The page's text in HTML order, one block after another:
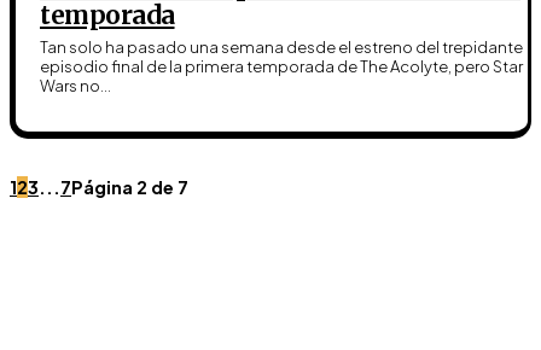
temporada
Tan solo ha pasado una semana desde el estreno del trepidante
episodio final de la primera temporada de The Acolyte, pero Star
Wars no...
123 7Página 2 de 7